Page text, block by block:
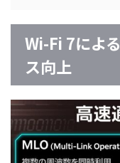
Wi-Fi 7によ
ス向上